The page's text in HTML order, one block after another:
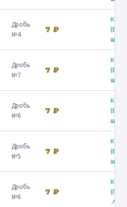
Дробь
№4
7 ₽
ш.) ↗
Дробь
№7
7 ₽
ш.) ↗
Дробь
№6
7 ₽
ш.) ↗
Дробь
№5
7 ₽
ш.) ↗
Дробь
№6
7 ₽
↗